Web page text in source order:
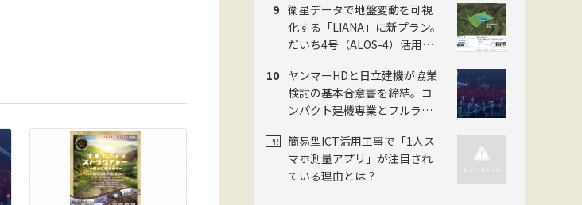
AI進化を加速
衛星データで地盤変動を可視
化する「LIANA」に新プラン。
だいち4号（ALOS-4）活用で
JSAT・ゼンリン・日本工営の
3社
ヤンマーHDと日立建機が協業
検討の基本合意書を締結。コ
ンパクト建機専業とフルライ
簡易型ICT活用工事で「1人ス
マホ測量アプリ」が注目され
ている理由とは？